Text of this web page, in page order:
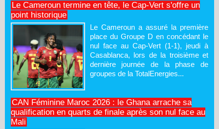
Le Cameroun termine en tête, le Cap-Vert s'offre un
point historique
Le Cameroun a assuré la première
place du Groupe D en concédant le
nul face au Cap-Vert (1-1), jeudi à
Casablanca, lors de la troisième et
dernière journée de la phase de
groupes de la TotalEnergies...
CAN Féminine Maroc 2026 : le Ghana arrache sa
qualification en quarts de finale après son nul face au
Mali